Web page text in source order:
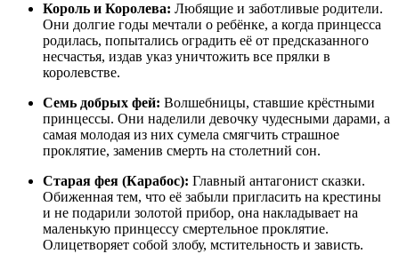
Король и Королева: Любящие и заботливые родители.
Они долгие годы мечтали о ребёнке, а когда принцесса
родилась, попытались оградить её от предсказанного
несчастья, издав указ уничтожить все прялки в
королевстве.
Семь добрых фей: Волшебницы, ставшие крёстными
принцессы. Они наделили девочку чудесными дарами, а
самая молодая из них сумела смягчить страшное
проклятие, заменив смерть на столетний сон.
Старая фея (Карабос): Главный антагонист сказки.
Обиженная тем, что её забыли пригласить на крестины
и не подарили золотой прибор, она накладывает на
маленькую принцессу смертельное проклятие.
Олицетворяет собой злобу, мстительность и зависть.